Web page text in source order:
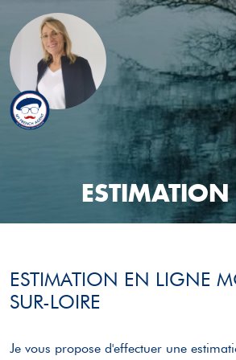
ESTIMATION EN LIGNE
SUR-LOIRE
Je vous propose d'effectuer une